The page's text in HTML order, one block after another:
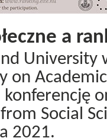
a
University
on
konferencję
Social
2021.